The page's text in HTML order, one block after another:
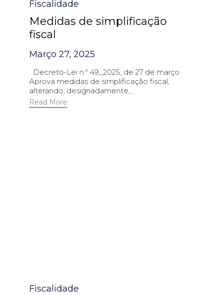
Category
Fiscalidade
Medidas de simplificação
fiscal
Março 27, 2025
Decreto-Lei n.º 49_2025, de 27 de março
Aprova medidas de simplificação fiscal,
alterando, designadamente,...
Read More
Category
Fiscalidade